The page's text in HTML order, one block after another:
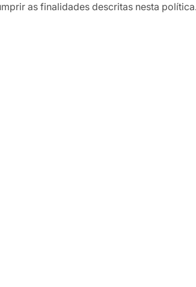
as finalidades descritas nesta